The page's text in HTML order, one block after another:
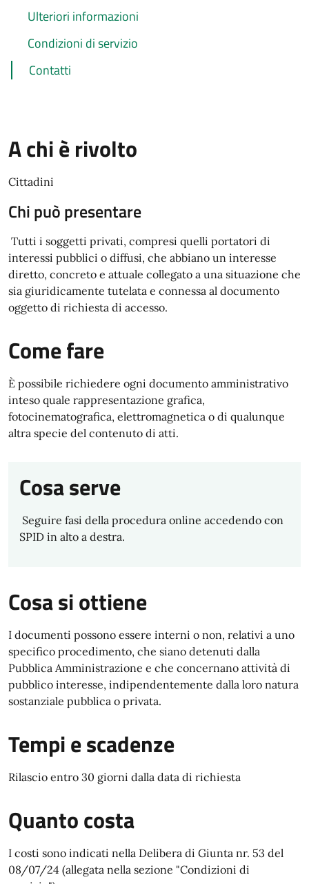
Ulteriori informazioni
Condizioni di servizio
Contatti
A chi è rivolto
Cittadini
Chi può presentare
Tutti i soggetti privati, compresi quelli portatori di
interessi pubblici o diffusi, che abbiano un interesse
diretto, concreto e attuale collegato a una situazione che
sia giuridicamente tutelata e connessa al documento
oggetto di richiesta di accesso.
Come fare
È possibile richiedere ogni documento amministrativo
inteso quale rappresentazione grafica,
fotocinematografica, elettromagnetica o di qualunque
altra specie del contenuto di atti.
Cosa serve
Seguire fasi della procedura online accedendo con
SPID in alto a destra.
Cosa si ottiene
I documenti possono essere interni o non, relativi a uno
specifico procedimento, che siano detenuti dalla
Pubblica Amministrazione e che concernano attività di
pubblico interesse, indipendentemente dalla loro natura
sostanziale pubblica o privata.
Tempi e scadenze
Rilascio entro 30 giorni dalla data di richiesta
Quanto costa
I costi sono indicati nella Delibera di Giunta nr. 53 del
08/07/24 (allegata nella sezione "Condizioni di